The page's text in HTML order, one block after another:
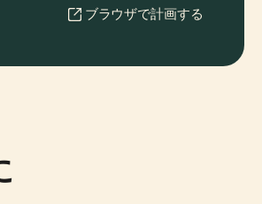
ブラウザで計画する